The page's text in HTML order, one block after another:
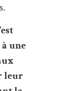
une
leur